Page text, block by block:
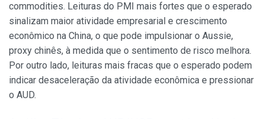
commodities. Leituras do PMI mais fortes que o esperado
sinalizam maior atividade empresarial e crescimento
econômico na China, o que pode impulsionar o Aussie,
proxy chinês, à medida que o sentimento de risco melhora.
Por outro lado, leituras mais fracas que o esperado podem
indicar desaceleração da atividade econômica e pressionar
o AUD.